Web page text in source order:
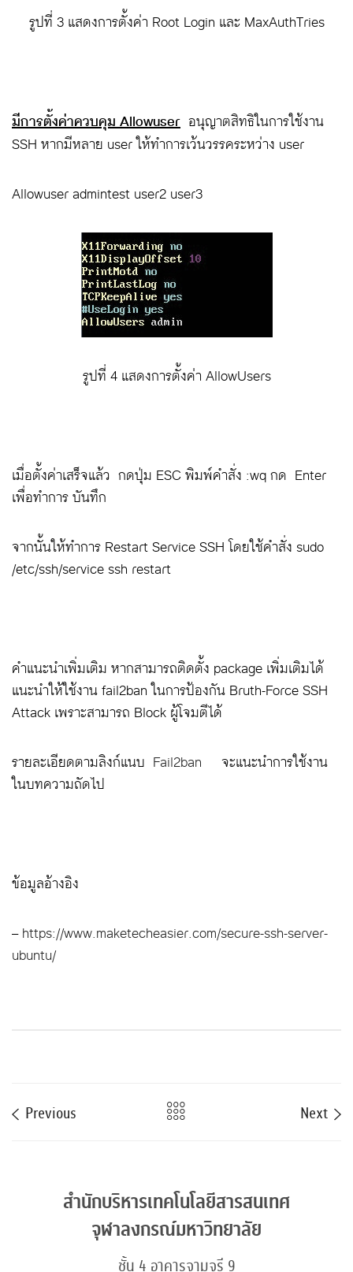
รูปที่ 3 แสดงการตั้งค่า Root Login และ MaxAuthTries
มีการตั้งค่าควบคุม Allowuser อนุญาตสิทธิในการใช้งาน
SSH หากมีหลาย user ให้ทำการเว้นวรรคระหว่าง user
Allowuser admintest user2 user3
รูปที่ 4 แสดงการตั้งค่า AllowUsers
เมื่อตั้งค่าเสร็จแล้ว กดปุ่ม ESC พิมพ์คำสั่ง :wq กด Enter
เพื่อทำการ บันทึก
จากนั้นให้ทำการ Restart Service SSH โดยใช้คำสั่ง sudo
/etc/ssh/service ssh restart
คำแนะนำเพิ่มเติม หากสามารถติดตั้ง package เพิ่มเติมได้
แนะนำให้ใช้งาน fail2ban ในการป้องกัน Bruth-Force SSH
Attack เพราะสามารถ Block ผู้โจมตีได้
รายละเอียดตามลิงก์แนบ Fail2ban จะแนะนำการใช้งาน
ในบทความถัดไป
ข้อมูลอ้างอิง
–https://www.maketecheasier.com/secure-ssh-server-
ubuntu/
Previous Next
สำนักบริหารเทคโนโลยีสารสนเทศ
จุฬาลงกรณ์มหาวิทยาลัย
ชั้น 4 อาคารจามจุรี 9